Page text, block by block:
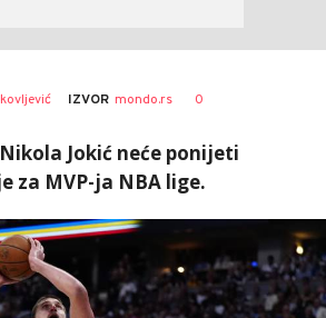
IZVOR mondo.rs 0
Jokić neće ponijeti
za MVP-ja NBA lige.